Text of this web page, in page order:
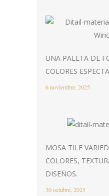
UNA PALETA DE
COLORES
6 noviembre, 2025
MOSA TILE
COLORES,
DISEÑOS.
30 octubre, 2025